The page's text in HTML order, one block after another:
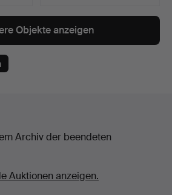
Objekte anzeigen
Archiv der beendeten
Auktionen anzeigen.